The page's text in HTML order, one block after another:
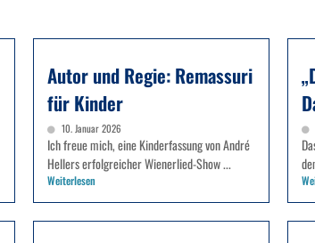
Autor und Regie: Remassuri
für Kinder
10. Januar 2026
Ich freue mich, eine Kinderfassung von André
Hellers erfolgreicher Wienerlied-Show ...
Weiterlesen